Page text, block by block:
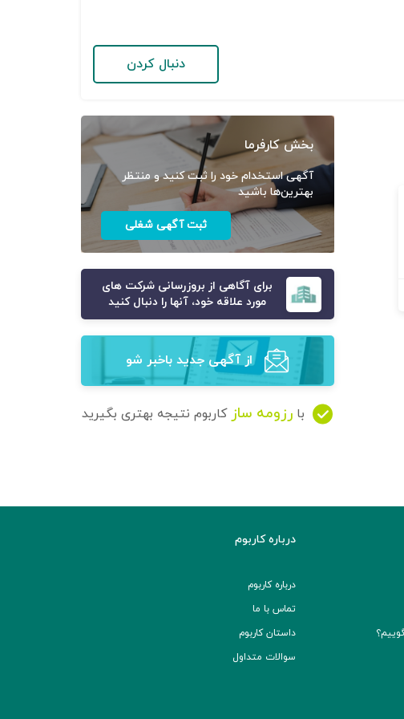
دنبال کردن
بخش کارفرما
آگهی استخدام خود را ثبت کنید و منتظر
بهترین‌ها باشید
ثبت آگهی شغلی
برای آگاهی از بروزرسانی شرکت های
مورد علاقه خود، آنها را دنبال کنید
از آگهی‌ جدید باخبر شو
با رزومه ساز کاربوم نتیجه بهتری بگیرید
درباره کاربوم
درباره کاربوم
تماس با ما
داستان کاربوم
سوالات متداول